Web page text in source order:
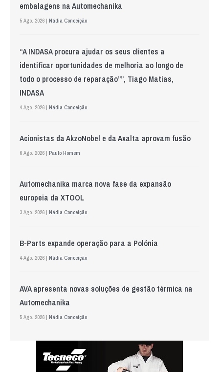
embalagens na Automechanika
5 Ago. 2026 | Nádia Conceição
“A INDASA procura ajudar os seus clientes a
identificar oportunidades de melhoria ao longo de
todo o processo de reparação””, Tiago Matias,
INDASA
4 Ago. 2026 | Nádia Conceição
Acionistas da AkzoNobel e da Axalta aprovam fusão
6 Ago. 2026 | Paulo Homem
Automechanika marca nova fase da expansão
europeia da XTOOL
3 Ago. 2026 | Nádia Conceição
B-Parts expande operação para a Polónia
4 Ago. 2026 | Nádia Conceição
AVA apresenta novas soluções de gestão térmica na
Automechanika
5 Ago. 2026 | Nádia Conceição